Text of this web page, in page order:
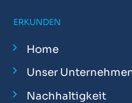
ERKUNDEN
Home
Unser
Nachhaltigkeit